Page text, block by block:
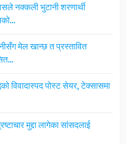
नक्कली भुटानी शरणार्थी
मेल खान्छ त प्रस्तावित
विवादास्पद पोस्ट सेयर, टेक्सासमा
मुद्दा लागेका सांसदलाई